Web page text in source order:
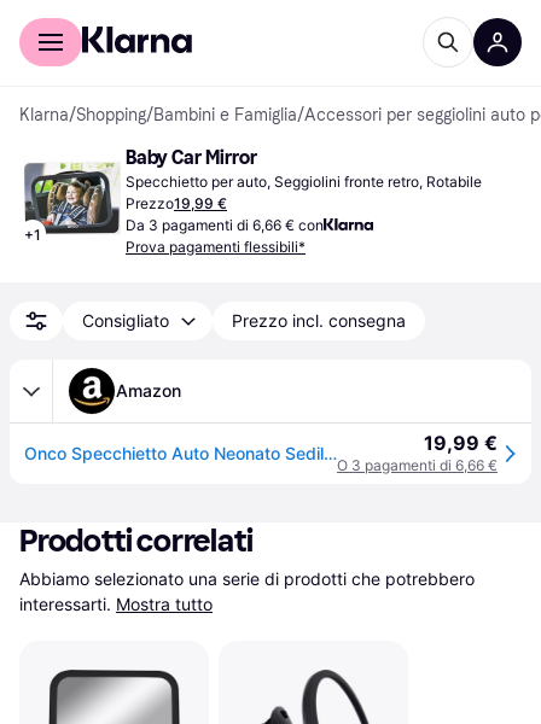
Per il tuo shopping
Klarna/Shopping/Bambini e Famiglia/Accessori per seggiolini auto
+1
Baby Car Mirror
Specchietto per auto, Seggiolini fronte retro, Rotabile
Prezzo19,99 €
Da 3 pagamenti di 6,66 € con
Prova pagamenti flessibili*
Consigliato Prezzo incl. consegna
Amazon
Onco Specchietto Auto Neonato Sedile Posteriore - Infrangibile, 360° 19,99 €
O 3 pagamenti di 6,66 €
Prodotti correlati
Abbiamo selezionato una serie di prodotti che potrebbero
interessarti. Mostra tutto